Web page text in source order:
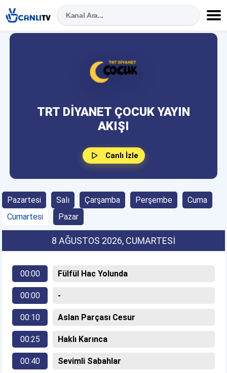
TRT DIYANET ÇOCUK YAYIN
AKIŞI
Canlı İzle
Pazartesi Salı Çarşamba Perşembe
Cuma
Cumartesi
Pazar
8 AĞUSTOS 2026, CUMARTESI
00:00 Fülfül Hac Yolunda
00:00 -
00:10 Aslan Parçası Cesur
00:25 Haklı Karınca
00:40 Sevimli Sabahlar